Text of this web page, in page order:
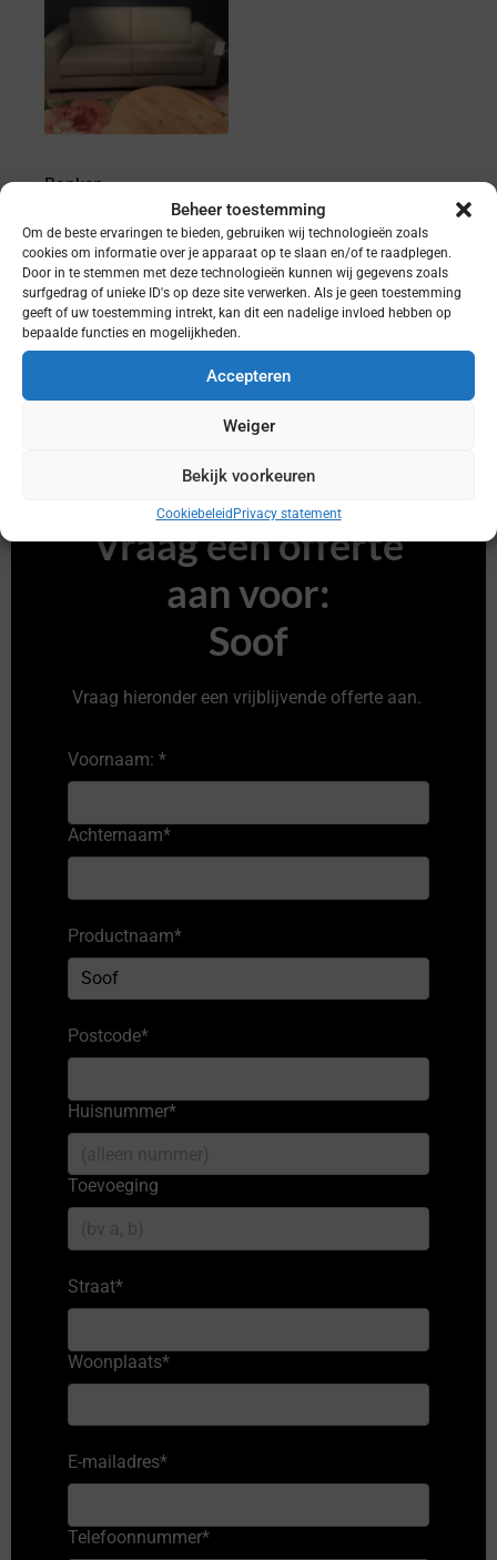
Beheer toestemming
Om de beste ervaringen te bieden, gebruiken wij technologieën zoals
cookies om informatie over je apparaat op te slaan en/of te raadplegen.
Door in te stemmen met deze technologieën kunnen wij gegevens zoals
surfgedrag of unieke ID's op deze site verwerken. Als je geen toestemming
geeft of uw toestemming intrekt, kan dit een nadelige invloed hebben op
bepaalde functies en mogelijkheden.
Accepteren
Weiger
Bekijk voorkeuren
Cookiebeleid Privacy statement
Banken
Naarden
Vraag een offerte
aan voor:
Soof
Vraag hieronder een vrijblijvende offerte aan.
Voornaam: *
Achternaam*
Productnaam*
Postcode*
Huisnummer*
Toevoeging
Straat*
Woonplaats*
E-mailadres*
Telefoonnummer*